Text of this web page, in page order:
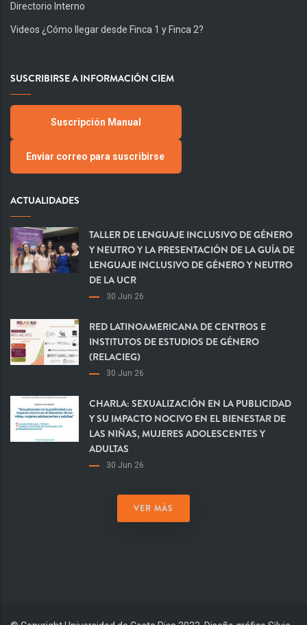
Directorio Interno
Videos ¿Cómo llegar desde Finca 1 y Finca 2?
SUSCRIBIRSE A INFORMACIÓN CIEM
Suscripción Manual
Enviar correo para suscribirse
ACTUALIDADES
TALLER DE LENGUAJE INCLUSIVO DE GÉNERO
Y NEUTRO Y LA PRESENTACIÓN DE LA GUÍA DE
LENGUAJE INCLUSIVO DE GÉNERO Y NEUTRO
DE LA UCR
30 Jun 26
RED LATINOAMERICANA DE CENTROS E
INSTITUTOS DE ESTUDIOS DE GÉNERO
(RELACIEG)
30 Jun 26
CHARLA: SEXUALIZACIÓN EN LA PUBLICIDAD
Y SU IMPACTO NOCIVO EN EL BIENESTAR DE
LAS NIÑAS, MUJERES ADOLESCENTES Y
ADULTAS
30 Jun 26
VER MÁS